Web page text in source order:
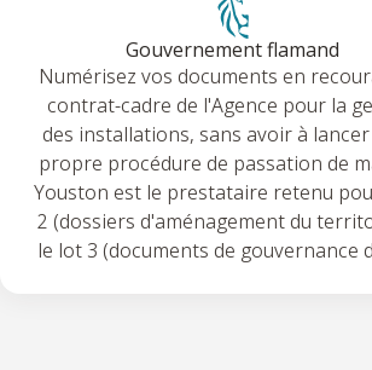
Gouvernement flamand
Numérisez vos documents en
contrat-cadre de l'Agence pour la
des installations, sans avoir à
propre procédure de passation de
Youston est le prestataire retenu
2 (dossiers d'aménagement du
le lot 3 (documents de gouvernance